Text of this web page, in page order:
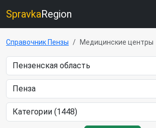
SpravkaRegion
Справочник Пензы Медицинские центры